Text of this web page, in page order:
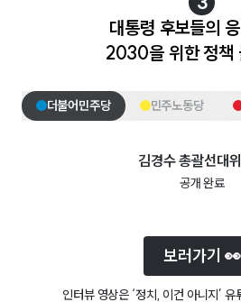
대통령 후보들의
2030을 위한 정책
더불어민주당 민주노동당
김경수총괄선대
공개 완료
보러가기 👀
인터뷰 영상은 ‘정치, 이건 아니지’